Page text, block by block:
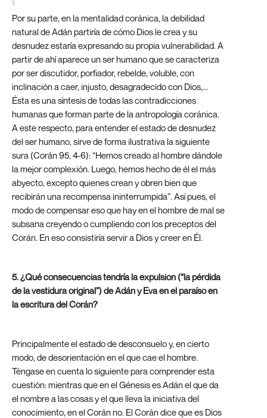
Por su parte, en la mentalidad coránica, la debilidad
natural de Adán partiría de cómo Dios le crea y su
desnudez estaría expresando su propia vulnerabilidad. A
partir de ahí aparece un ser humano que se caracteriza
por ser discutidor, porfiador, rebelde, voluble, con
inclinación a caer, injusto, desagradecido con Dios,...
Ésta es una síntesis de todas las contradicciones
humanas que forman parte de la antropología coránica.
A este respecto, para entender el estado de desnudez
del ser humano, sirve de forma ilustrativa la siguiente
sura (Corán 95, 4-6): “Hemos creado al hombre dándole
la mejor complexión. Luego, hemos hecho de él el más
abyecto, excepto quienes crean y obren bien que
recibirán una recompensa ininterrumpida”. Así pues, el
modo de compensar eso que hay en el hombre de mal se
subsana creyendo o cumpliendo con los preceptos del
Corán. En eso consistiría servir a Dios y creer en Él.
5. ¿Qué consecuencias tendría la expulsión (“la pérdida
de la vestidura original”) de Adán y Eva en el paraíso en
la escritura del Corán?
Principalmente el estado de desconsuelo y, en cierto
modo, de desorientación en el que cae el hombre.
Téngase en cuenta lo siguiente para comprender esta
cuestión: mientras que en el Génesis es Adán el que da
el nombre a las cosas y el que lleva la iniciativa del
conocimiento, en el Corán no. El Corán dice que es Dios